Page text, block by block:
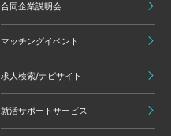
合同企業説明会
マッチングイベント
求人検索/ナビサイト
就活サポートサービス